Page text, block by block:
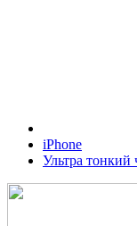
iPhone
Ультра тонкий